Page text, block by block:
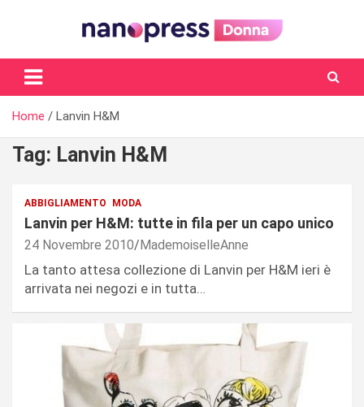
Il magazine femminile di Nanopress.it
Home Lanvin H&M
Tag: Lanvin H&M
ABBIGLIAMENTO MODA
Lanvin per H&M: tutte in fila per un capo unico
24 Novembre 2010 MademoiselleAnne
La tanto attesa collezione di Lanvin per H&M ieri è
arrivata nei negozi e in tutta…